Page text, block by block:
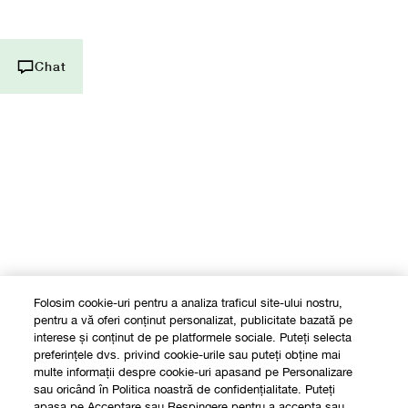
Chat
Folosim cookie-uri pentru a analiza traficul site-ului nostru,
pentru a vă oferi conținut personalizat, publicitate bazată pe
interese și conținut de pe platformele sociale. Puteți selecta
preferințele dvs. privind cookie-urile sau puteți obține mai
multe informații despre cookie-uri apasand pe Personalizare
sau oricând în Politica noastră de confidențialitate. Puteți